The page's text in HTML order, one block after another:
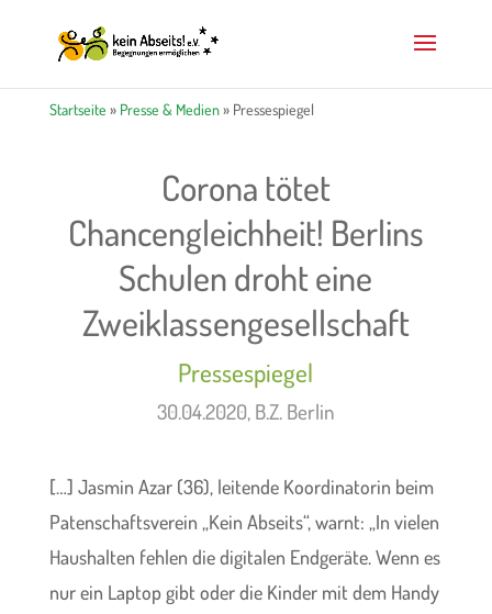
Startseite » Presse & Medien» Pressespiegel
Corona tötet
Chancengleichheit! Berlins
Schulen droht eine
Zweiklassengesellschaft
Pressespiegel
30.04.2020, B.Z. Berlin
[…] Jasmin Azar (36), leitende Koordinatorin beim
Patenschaftsverein „Kein Abseits“, warnt: „In vielen
Haushalten fehlen die digitalen Endgeräte. Wenn es
nur ein Laptop gibt oder die Kinder mit dem Handy